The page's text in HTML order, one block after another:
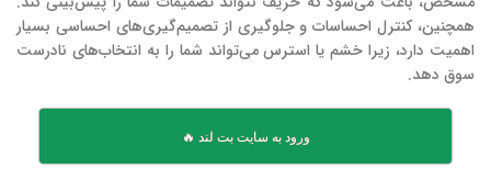
همچنین، کنترل احساسات و جلوگیری از تصمیم‌گیری‌های احساسی بسیار
اهمیت دارد، زیرا خشم یا استرس می‌تواند شما را به انتخاب‌های نادرست
سوق دهد.
ورود به سایت بت لند 🔥